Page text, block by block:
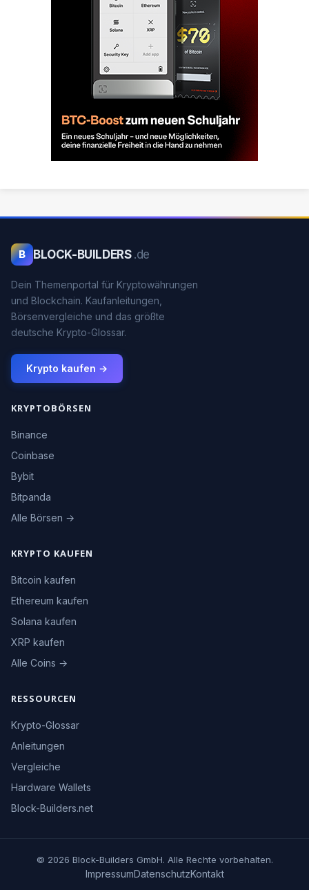
B BLOCK-BUILDERS .de
Dein Themenportal für Kryptowährungen
und Blockchain. Kaufanleitungen,
Börsenvergleiche und das größte
deutsche Krypto-Glossar.
Krypto kaufen →
KRYPTOBÖRSEN
Binance
Coinbase
Bybit
Bitpanda
Alle Börsen →
KRYPTO KAUFEN
Bitcoin kaufen
Ethereum kaufen
Solana kaufen
XRP kaufen
Alle Coins →
RESSOURCEN
Krypto-Glossar
Anleitungen
Vergleiche
Hardware Wallets
Block-Builders.net
© 2026 Block-Builders GmbH. Alle Rechte vorbehalten.
ImpressumDatenschutzKontakt